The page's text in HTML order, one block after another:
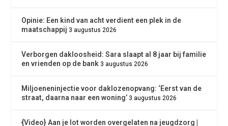
Opinie: Een kind van acht verdient een plek in de
maatschappij 3 augustus 2026
Verborgen dakloosheid: Sara slaapt al 8 jaar bij familie
en vrienden op de bank 3 augustus 2026
Miljoeneninjectie voor daklozenopvang: ‘Eerst van de
straat, daarna naar een woning’ 3 augustus 2026
{Video} Aan je lot worden overgelaten na jeugdzorg |